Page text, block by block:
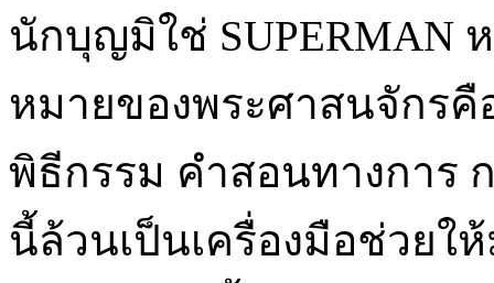
นักบุญมิใช่ SUPERMAN
หมายของพระศาสนจักร
พิธีกรรม คำสอนทางการ
นี้ล้วนเป็นเครื่องมือช่วยใ